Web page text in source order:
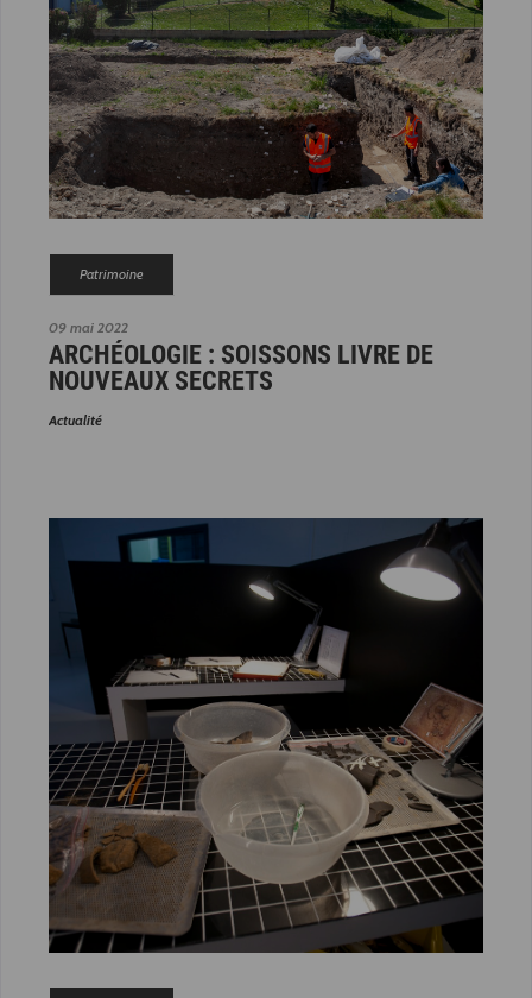
09 mai 2022
Patrimoine
ARCHÉOLOGIE : SOISSONS LIVRE DE
NOUVEAUX SECRETS
Actualité